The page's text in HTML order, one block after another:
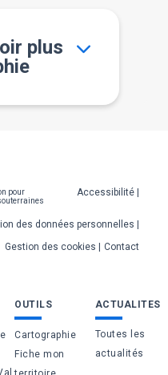
plus
pour
Accessibilité
des données personnelles
Gestion des cookies
Contact
OUTILS
Cartographie
Fiche mon
ACTUALITES
Toutes les
actualités